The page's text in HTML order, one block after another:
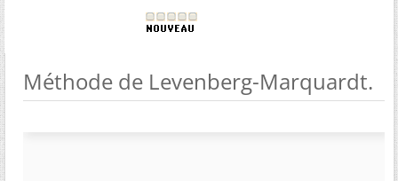
Méthode de Levenberg-Marquardt.